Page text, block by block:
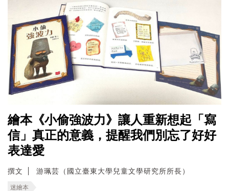
繪本《小偷強波力》讓人重新想起「寫
信」真正的意義，提醒我們別忘了好好
表達愛
撰文 游珮芸（國立臺東大學兒童文學研究所所長）
迷繪本